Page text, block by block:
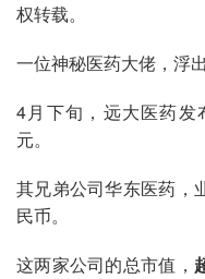
权转载。
一位神秘医药大佬，浮出
4月下旬，远大医药发
元。
其兄弟公司华东医药，
民币。
这两家公司的总市值，